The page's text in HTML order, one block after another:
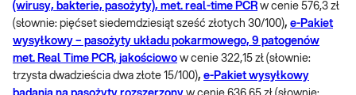
(wirusy, bakterie, pasożyty), met. real-time PCR w cenie 576,3 zł
(słownie: pięćset siedemdziesiąt sześć złotych 30/100), e-Pakiet
wysyłkowy – pasożyty układu pokarmowego, 9 patogenów
met. Real Time PCR, jakościowo w cenie 322,15 zł (słownie:
trzysta dwadzieścia dwa złote 15/100), e-Pakiet wysyłkowy